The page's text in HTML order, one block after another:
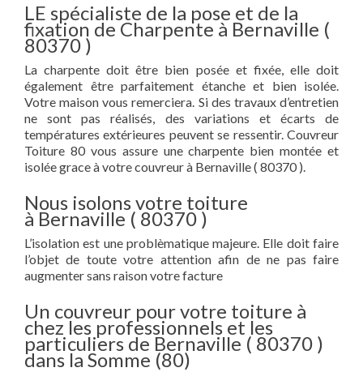
LE spécialiste de la pose et de la
fixation de Charpente à Bernaville (
80370 )
La charpente doit être bien posée et fixée, elle doit
également être parfaitement étanche et bien isolée.
Votre maison vous remerciera. Si des travaux d’entretien
ne sont pas réalisés, des variations et écarts de
températures extérieures peuvent se ressentir. Couvreur
Toiture 80 vous assure une charpente bien montée et
isolée grace à votre couvreur à Bernaville ( 80370 ).
Nous isolons votre toiture
à Bernaville ( 80370 )
L’isolation est une problèmatique majeure. Elle doit faire
l’objet de toute votre attention afin de ne pas faire
augmenter sans raison votre facture
Un couvreur pour votre toiture à
chez les professionnels et les
particuliers de Bernaville ( 80370 )
dans la Somme (80)